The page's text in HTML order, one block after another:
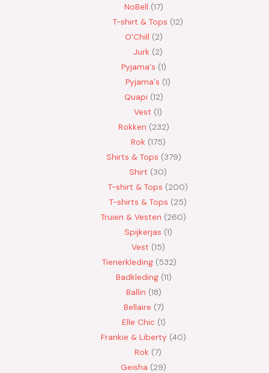
NoBell 17
T-shirt & Tops 12
O'Chill 2
Jurk
2
Pyjama's 1
Pyjama's 1
Quapi 12
Vest 1
Rokken 232
Rok 175
Shirts & Tops 379
Shirt
30
T-shirt & Tops
200
T-shirts & Tops
25
Truien & Vesten
260
Spijkerjas 1
Vest 15
Tienerkleding 532
Badkleding 11
Ballin 18
Bellaire 7
Elle Chic 1
Frankie & Liberty 40
Rok 7
Geisha
29